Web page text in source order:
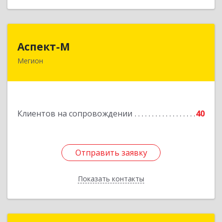
Аспект-М
Мегион
Клиентов на сопровождении 40
Отправить заявку
Показать контакты
628681, Ханты-Мансийский Автономный округ
Отправить заявку
Назад